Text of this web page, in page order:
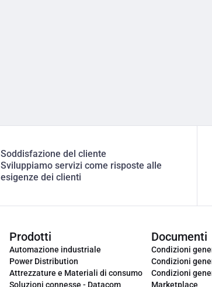
Soddisfazione del cliente
Sviluppiamo servizi come risposte alle
esigenze dei clienti
Prodotti
Automazione industriale
Power Distribution
Attrezzature e Materiali di consumo
Soluzioni connesse - Datacom
Documenti
Condizioni
Condizioni
Condizioni
Marketplace